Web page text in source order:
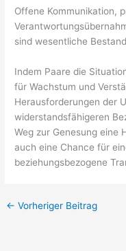
Offene Kommunikation,
sind wesentliche
Indem Paare die
für Wachstum und
Herausforderungen der
widerstandsfähigeren
Weg zur Genesung eine
auch eine Chance für
beziehungsbezogene
← Vorheriger Beitrag